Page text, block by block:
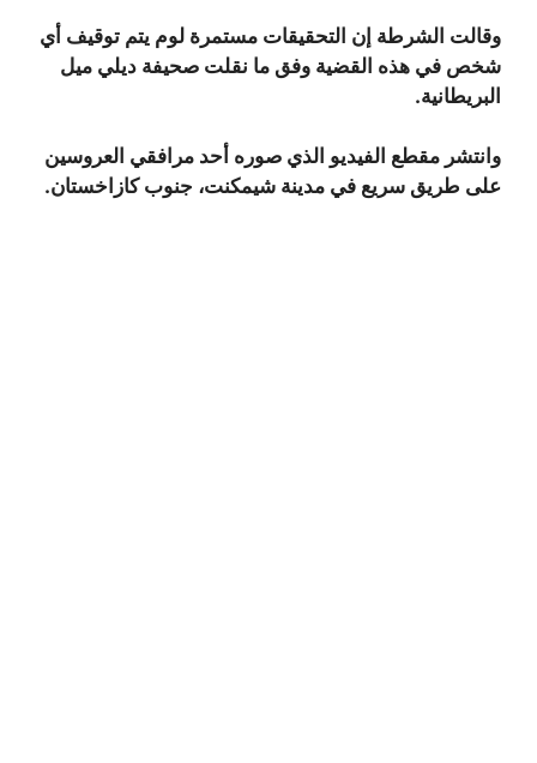
وقالت الشرطة إن التحقيقات مستمرة لوم يتم توقيف أي
شخص في هذه القضية وفق ما نقلت صحيفة ديلي ميل
البريطانية.
وانتشر مقطع الفيديو الذي صوره أحد مرافقي العروسين
على طريق سريع في مدينة شيمكنت، جنوب كازاخستان.